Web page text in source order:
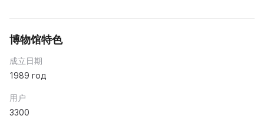
博物馆特色
成立日期
1989 год
用户
3300